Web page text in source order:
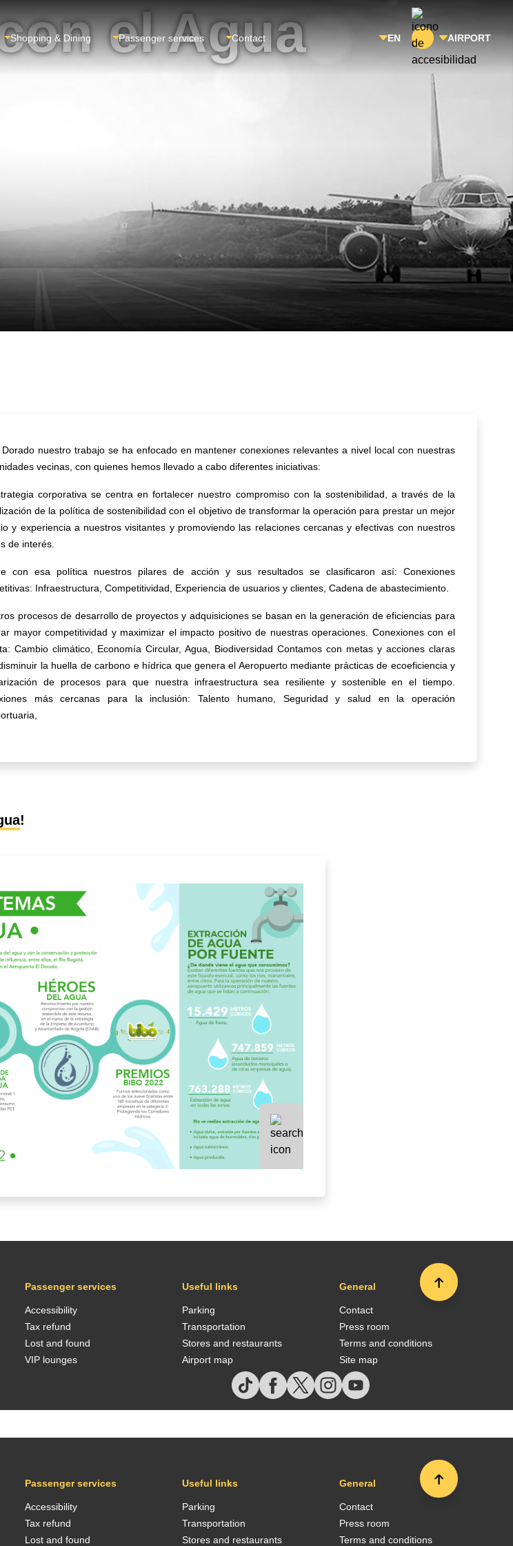
Shopping & Dining Passenger services Contact EN AIRPORT
el Agua
Dorado nuestro trabajo se ha enfocado en mantener conexiones relevantes a nivel local con nuestras
vecinas, con quienes hemos llevado a cabo diferentes iniciativas:
corporativa se centra en fortalecer nuestro compromiso con la sostenibilidad, a través de la
de la política de sostenibilidad con el objetivo de transformar la operación para prestar un mejor
y experiencia a nuestros visitantes y promoviendo las relaciones cercanas y efectivas con nuestros
de interés.
con esa política nuestros pilares de acción y sus resultados se clasificaron así: Conexiones
Infraestructura, Competitividad, Experiencia de usuarios y clientes, Cadena de abastecimiento.
procesos de desarrollo de proyectos y adquisiciones se basan en la generación de eficiencias para
mayor competitividad y maximizar el impacto positivo de nuestras operaciones. Conexiones con el
Cambio climático, Economía Circular, Agua, Biodiversidad Contamos con metas y acciones claras
la huella de carbono e hídrica que genera el Aeropuerto mediante prácticas de ecoeficiencia y
de procesos para que nuestra infraestructura sea resiliente y sostenible en el tiempo.
más cercanas para la inclusión: Talento humano, Seguridad y salud en la operación
!
Passenger services
Accessibility
Tax refund
Lost and found
VIP lounges
Useful links
Parking
Transportation
Stores and restaurants
Airport map
General
Contact
Press room
Terms and conditions
Site map
Passenger services
Accessibility
Tax refund
Lost and found
Useful links
Parking
Transportation
Stores and restaurants
General
Contact
Press room
Terms and conditions